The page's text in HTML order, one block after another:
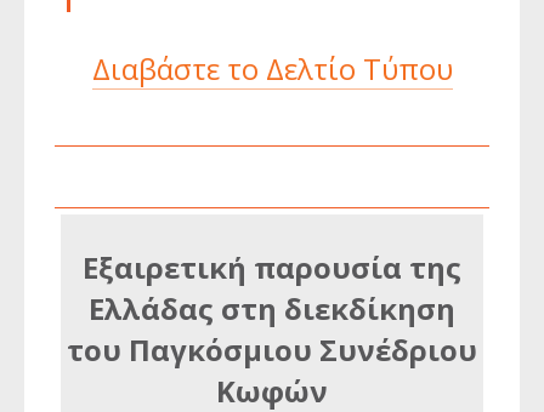
Διαβάστε το Δελτίο Τύπου
Εξαιρετική παρουσία της
Ελλάδας στη διεκδίκηση
του Παγκόσμιου Συνέδριου
Κωφών